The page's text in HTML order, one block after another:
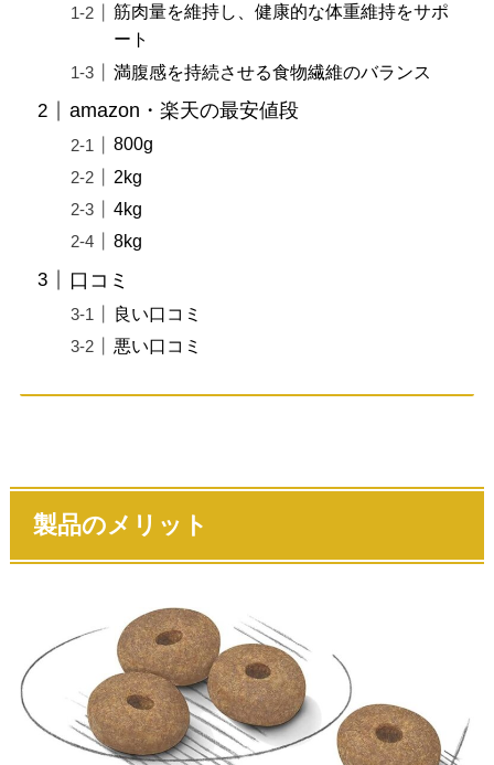
筋肉量を維持し、健康的な体重維持をサポ
ート
満腹感を持続させる食物繊維のバランス
amazon・楽天の最安値段
800g
2kg
4kg
8kg
口コミ
良い口コミ
悪い口コミ
製品のメリット